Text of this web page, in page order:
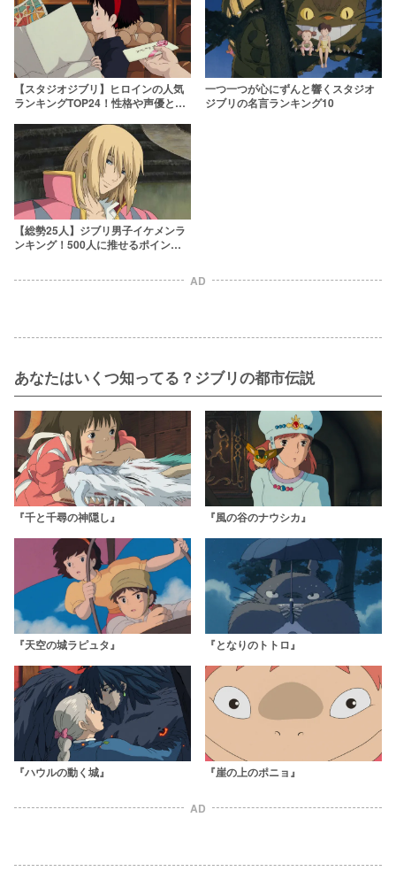
【スタジオジブリ】ヒロインの人気
ランキングTOP24！性格や声優とと
一つ一つが心にずんと響くスタジオ
ジブリの名言ランキング10
【総勢25人】ジブリ男子イケメンラ
ンキング！500人に推せるポイント
AD
あなたはいくつ知ってる？ジブリの都市伝説
『千と千尋の神隠し』 『風の谷のナウシカ』
『天空の城ラピュタ』 『となりのトトロ』
『ハウルの動く城』 『崖の上のポニョ』
AD